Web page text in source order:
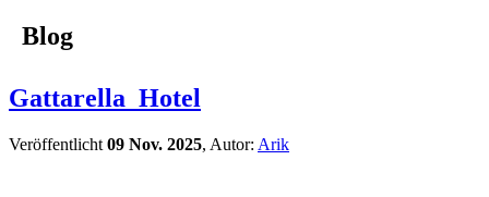
Blog
Gattarella_Hotel
Veröffentlicht 09 Nov. 2025, Autor: Arik